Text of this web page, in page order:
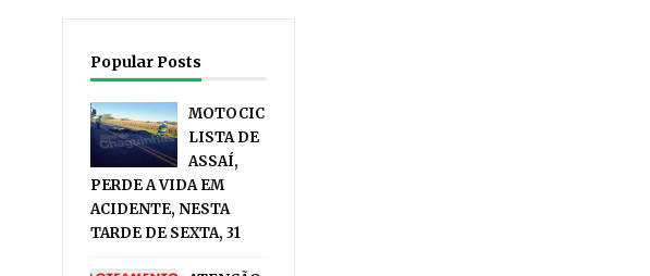
Popular Posts
MOTOCIC
LISTA DE
ASSAÍ,
PERDE A VIDA EM
ACIDENTE, NESTA
TARDE DE SEXTA, 31